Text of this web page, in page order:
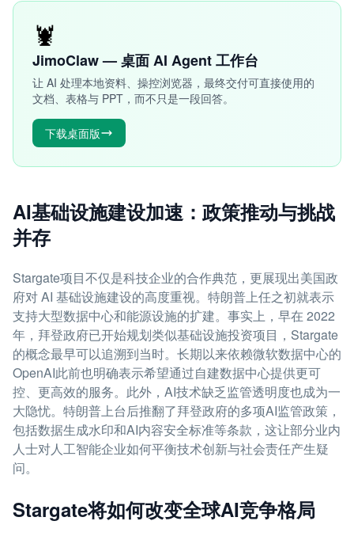
🦞
JimoClaw — 桌面 AI Agent 工作台
让 AI 处理本地资料、操控浏览器，最终交付可直接使用的
文档、表格与 PPT，而不只是一段回答。
下载桌面版
AI基础设施建设加速：政策推动与挑战
并存
Stargate项目不仅是科技企业的合作典范，更展现出美国政
府对 AI 基础设施建设的高度重视。特朗普上任之初就表示
支持大型数据中心和能源设施的扩建。事实上，早在 2022
年，拜登政府已开始规划类似基础设施投资项目，Stargate
的概念最早可以追溯到当时。长期以来依赖微软数据中心的
OpenAI此前也明确表示希望通过自建数据中心提供更可
控、更高效的服务。此外，AI技术缺乏监管透明度也成为一
大隐忧。特朗普上台后推翻了拜登政府的多项AI监管政策，
包括数据生成水印和AI内容安全标准等条款，这让部分业内
人士对人工智能企业如何平衡技术创新与社会责任产生疑
问。
Stargate将如何改变全球AI竞争格局